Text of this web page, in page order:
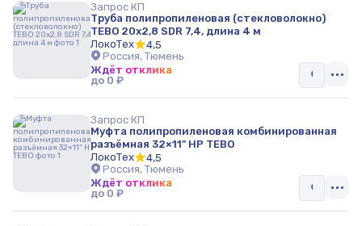
Станции повышения давления (СПД) и пожаротушения
(СПТ)
Водоотведение и дренаж
Ливневые очистные сооружения
Указатели уровня жидкости
Мусоропровод
Сантехника и товары для ванной комнаты
Запрос КП
Труба полипропиленовая (стекловолокно)
TEBO 20х2,8 SDR 7,4, длина 4 м
ЛокоТех
4,5
Россия, Тюмень
Ждёт отклика
до 0 ₽
Запрос КП
Муфта полипропиленовая комбинированная
разъёмная 32×11" НР TEBO
ЛокоТех
4,5
Россия, Тюмень
Ждёт отклика
до 0 ₽